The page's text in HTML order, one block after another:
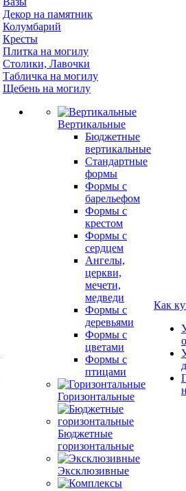
Декор на памятник
Колумбарий
Кресты
Плитка на могилу
Столики, Лавочки
Табличка на могилу
Щебень на могилу
Вертикальные
Бюджетные
вертикальные
Стандартные
формы
Формы с
барельефом
Формы с
крестом
Формы с
сердцем
Ангелы,
церкви,
мечети,
медведи
Формы с
деревьями
Формы с
цветами
Формы с
птицами
Горизонтальные
Бюджетные
горизонтальные
Эксклюзивные
Как